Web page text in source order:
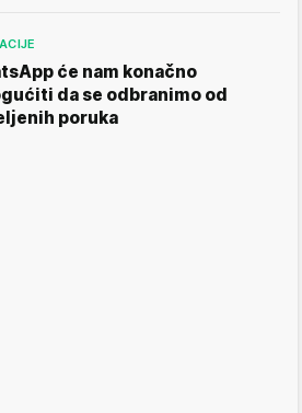
će nam konačno
da se odbranimo od
poruka